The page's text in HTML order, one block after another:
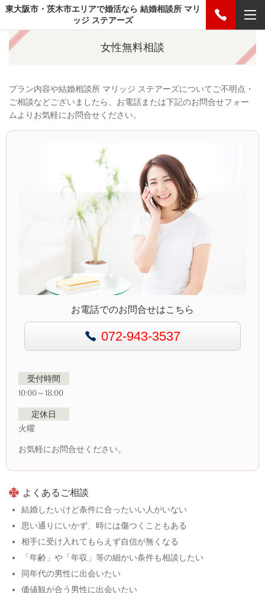
東大阪市・茨木市エリアで婚活なら 結婚相談所 マリ
ッジ ステアーズ
女性無料相談
プラン内容や結婚相談所 マリッジ ステアーズについてご不明点・
ご相談などございましたら、お電話または下記のお問合せフォー
ムよりお気軽にお問合せください。
お電話でのお問合せはこちら
072-943-3537
受付時間
10:00～18:00
定休日
火曜
お気軽にお問合せください。
よくあるご相談
結婚したいけど条件に合ったいい人がいない
思い通りにいかず、時には傷つくこともある
相手に受け入れてもらえず自信が無くなる
「年齢」や「年収」等の細かい条件も相談したい
同年代の男性に出会いたい
価値観が合う男性に出会いたい